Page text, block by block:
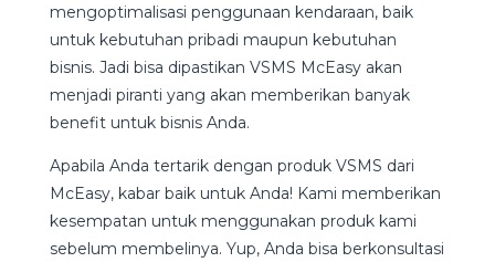
mengoptimalisasi penggunaan kendaraan, baik
untuk kebutuhan pribadi maupun kebutuhan
bisnis. Jadi bisa dipastikan VSMS McEasy akan
menjadi piranti yang akan memberikan banyak
benefit untuk bisnis Anda.
Apabila Anda tertarik dengan produk VSMS dari
McEasy, kabar baik untuk Anda! Kami memberikan
kesempatan untuk menggunakan produk kami
sebelum membelinya. Yup, Anda bisa berkonsultasi